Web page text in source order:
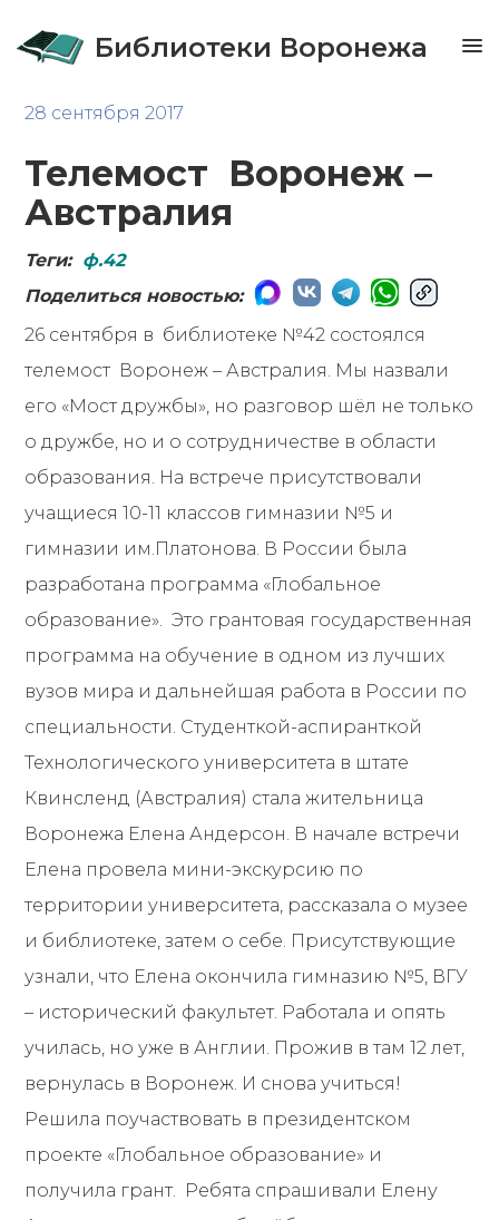
Библиотеки Воронежа
28 сентября 2017
Телемост Воронеж –
Австралия
Теги: ф.42
Поделиться новостью:
26 сентября в библиотеке №42 состоялся
телемост Воронеж – Австралия. Мы назвали
его «Мост дружбы», но разговор шёл не только
о дружбе, но и о сотрудничестве в области
образования. На встрече присутствовали
учащиеся 10-11 классов гимназии №5 и
гимназии им.Платонова. В России была
разработана программа «Глобальное
образование». Это грантовая государственная
программа на обучение в одном из лучших
вузов мира и дальнейшая работа в России по
специальности. Студенткой-аспиранткой
Технологического университета в штате
Квинсленд (Австралия) стала жительница
Воронежа Елена Андерсон. В начале встречи
Елена провела мини-экскурсию по
территории университета, рассказала о музее
и библиотеке, затем о себе. Присутствующие
узнали, что Елена окончила гимназию №5, ВГУ
– исторический факультет. Работала и опять
училась, но уже в Англии. Прожив в там 12 лет,
вернулась в Воронеж. И снова учиться!
Решила поучаствовать в президентском
проекте «Глобальное образование» и
получила грант. Ребята спрашивали Елену